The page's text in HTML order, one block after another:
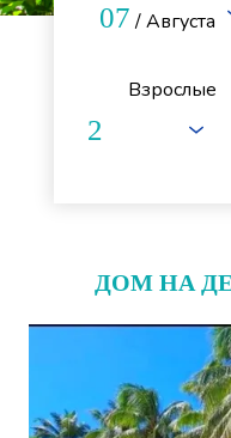
07 / Августа
Взрослые
ДОМ НА